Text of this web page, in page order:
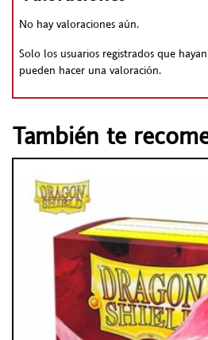
No hay valoraciones aún.
Solo los usuarios registrados que
pueden hacer una valoración.
También te